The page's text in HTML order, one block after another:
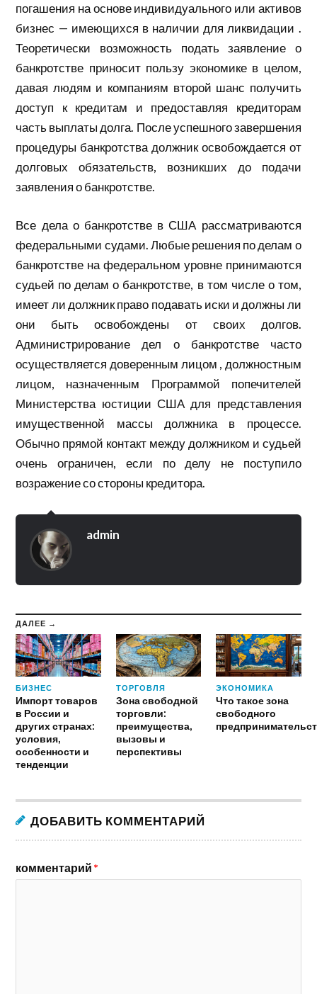
погашения на основе индивидуального или активов
бизнес — имеющихся в наличии для ликвидации .
Теоретически возможность подать заявление о
банкротстве приносит пользу экономике в целом,
давая людям и компаниям второй шанс получить
доступ к кредитам и предоставляя кредиторам
часть выплаты долга. После успешного завершения
процедуры банкротства должник освобождается от
долговых обязательств, возникших до подачи
заявления о банкротстве.
Все дела о банкротстве в США рассматриваются
федеральными судами. Любые решения по делам о
банкротстве на федеральном уровне принимаются
судьей по делам о банкротстве, в том числе о том,
имеет ли должник право подавать иски и должны ли
они быть освобождены от своих долгов.
Администрирование дел о банкротстве часто
осуществляется доверенным лицом , должностным
лицом, назначенным Программой попечителей
Министерства юстиции США для представления
имущественной массы должника в процессе.
Обычно прямой контакт между должником и судьей
очень ограничен, если по делу не поступило
возражение со стороны кредитора.
admin
ДАЛЕЕ →
БИЗНЕС
Импорт товаров
в России и
других странах:
условия,
особенности и
тенденции
ТОРГОВЛЯ
Зона свободной
торговли:
преимущества,
вызовы и
перспективы
ЭКОНОМИКА
Что такое зона
свободного
ДОБАВИТЬ КОММЕНТАРИЙ
комментарий *